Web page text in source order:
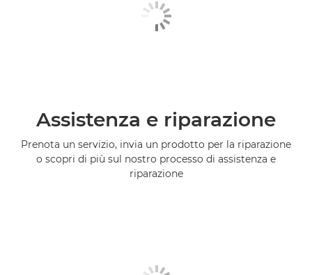
Assistenza e riparazione
Prenota un servizio, invia un prodotto per la riparazione
o scopri di più sul nostro processo di assistenza e
riparazione